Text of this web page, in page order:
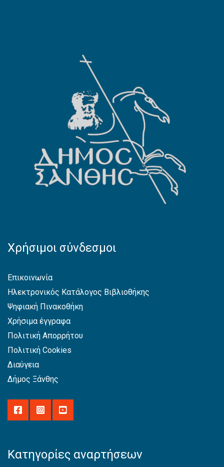
Χρήσιμοι σύνδεσμοι
Επικοινωνία
Ηλεκτρονικός Κατάλογος Βιβλιοθήκης
Ψηφιακή Πινακοθήκη
Χρήσιμα έγγραφα
Πολιτική Απορρήτου
Πολιτική Cookies
Διαύγεια
Δήμος Ξάνθης
Κατηγορίες αναρτήσεων